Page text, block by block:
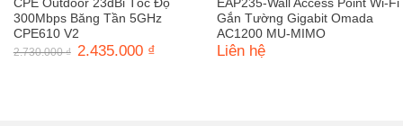
CPE Outdoor 23dBi Tốc Độ
300Mbps Băng Tần 5GHz
CPE610 V2
2.730.000₫ Giá
2.435.000 ₫
EAP235-Wall Access Point Wi-Fi
Gắn Tường Gigabit Omada
AC1200 MU-MIMO
Liên hệ